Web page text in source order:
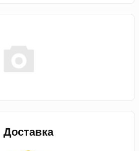
Доставка